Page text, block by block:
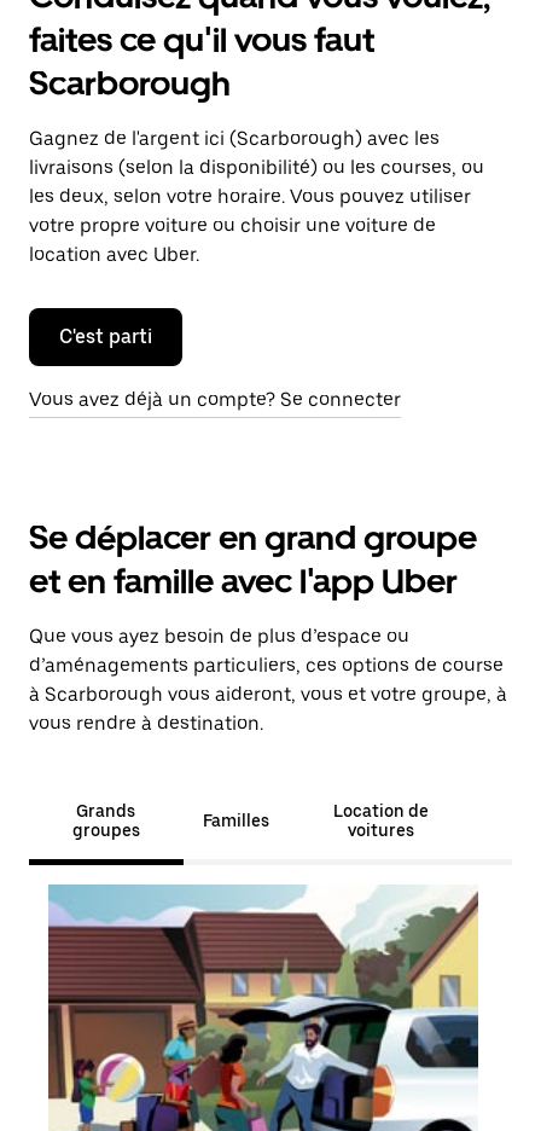
faites ce qu'il vous faut
Scarborough
Gagnez de l'argent ici (Scarborough) avec les
livraisons (selon la disponibilité) ou les courses, ou
les deux, selon votre horaire. Vous pouvez utiliser
votre propre voiture ou choisir une voiture de
location avec Uber.
C'est parti
Vous avez déjà un compte? Se connecter
Se déplacer en grand groupe
et en famille avec l'app Uber
Que vous ayez besoin de plus d’espace ou
d’aménagements particuliers, ces options de course
à Scarborough vous aideront, vous et votre groupe, à
vous rendre à destination.
Grands
groupes
Familles
Location de
voitures